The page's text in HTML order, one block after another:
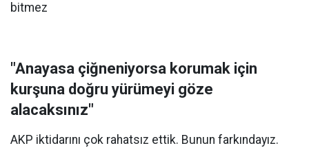
bitmez
"Anayasa çiğneniyorsa korumak için
kurşuna doğru yürümeyi göze
alacaksınız"
AKP iktidarını çok rahatsız ettik. Bunun farkındayız.